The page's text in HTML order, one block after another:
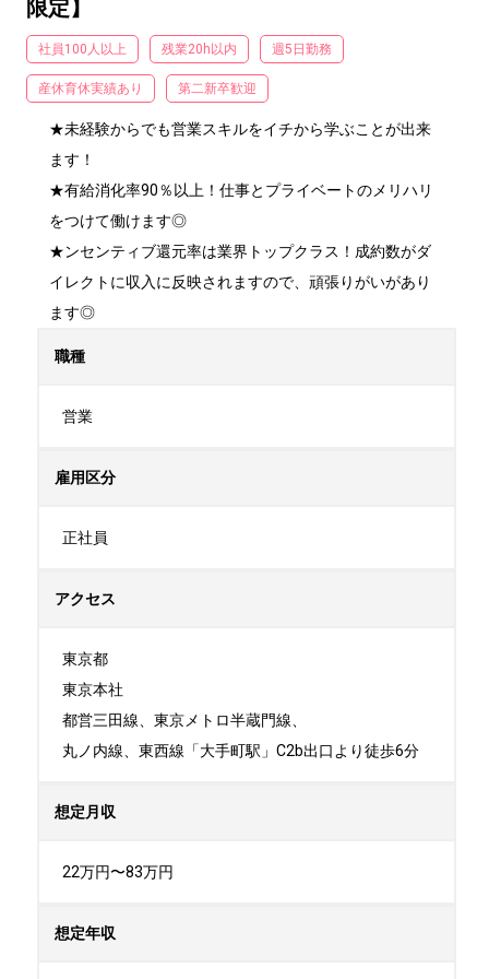
限定】
社員100人以上 残業20h以内 週5日勤務
産休育休実績あり 第二新卒歓迎
★未経験からでも営業スキルをイチから学ぶことが出来
ます！
★有給消化率90％以上！仕事とプライベートのメリハリ
をつけて働けます◎
★ンセンティブ還元率は業界トップクラス！成約数がダ
イレクトに収入に反映されますので、頑張りがいがあり
ます◎
職種
営業
雇用区分
正社員
アクセス
東京都
東京本社
都営三田線、東京メトロ半蔵門線、
丸ノ内線、東西線「大手町駅」C2b出口より徒歩6分
想定月収
22万円〜83万円
想定年収